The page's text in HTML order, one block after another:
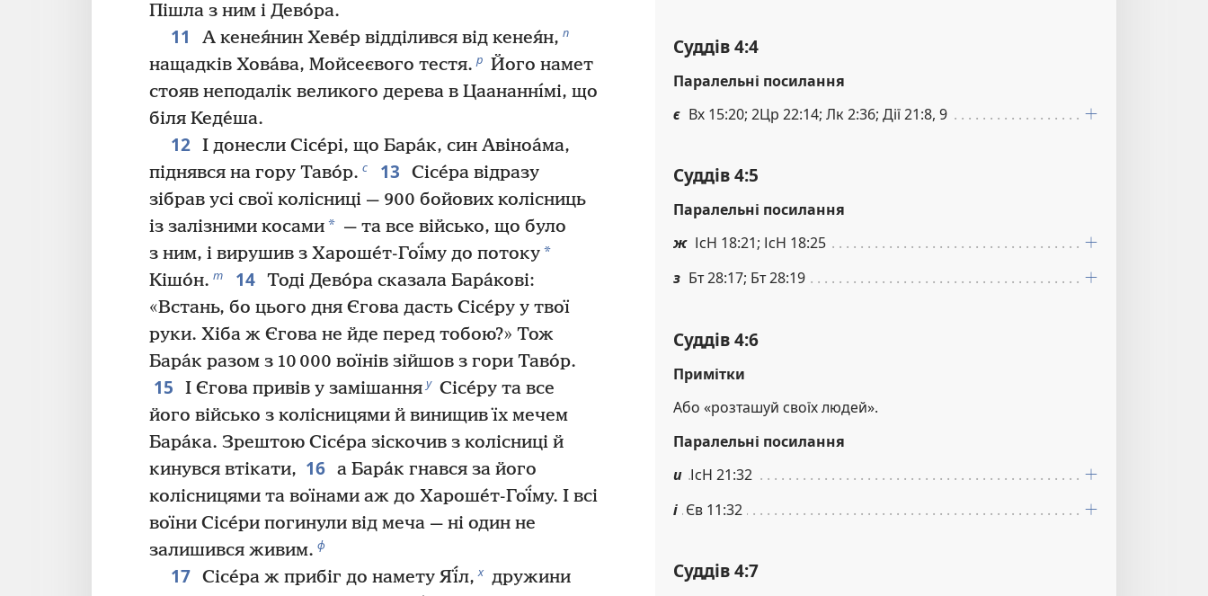
Пішла з ним і Дево́ра.
11 А кенея́нин Хеве́р відділився від кенея́н, п
нащадків Хова́ва, Мойсеєвого тестя. р Його намет
стояв неподалік великого дерева в Цаананнı́мі, що
біля Кеде́ша.
12 І донесли Сісе́рі, що Бара́к, син Авіноа́ма,
піднявся на гору Таво́р. с 13
Сісе́ра відразу
зібрав усі свої колісниці — 900 бойових колісниць
із залізними косами* — та все військо, що було
з ним, і вирушив з Хароше́т-Гої́му до потоку*
Кішо́н. т 14 Тоді Дево́ра сказала Бара́кові:
«Встань, бо цього дня Єгова дасть Сісе́ру у твої
руки. Хіба ж Єгова не йде перед тобою?» Тож
Бара́к разом з 10 000 воїнів зійшов з гори Таво́р.
15 І Єгова привів у замішання у Сісе́ру та все
його військо з колісницями й винищив їх мечем
Бара́ка. Зрештою Сісе́ра зіскочив з колісниці й
кинувся втікати, 16 а Бара́к гнався за його
колісницями та воїнами аж до Хароше́т-Гої́му. І всі
воїни Сісе́ри погинули від меча — ні один не
залишився живим. ф
17 Сісе́ра ж прибіг до намету Яї́л, х дружини
Суддів 4:4
Паралельні посилання
є Вх 15:20; 2Цр 22:14; Лк 2:36; Дії 21:8, 9
Суддів 4:5
Паралельні посилання
ж ІсН 18:21; ІсН 18:25
з Бт 28:17; Бт 28:19
Суддів 4:6
Примітки
Або «розташуй своїх людей».
Паралельні посилання
и ІсН 21:32
і Єв 11:32
Суддів 4:7